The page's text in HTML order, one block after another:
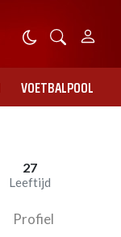
VOETBALPOOL
27
Leeftijd
Profiel